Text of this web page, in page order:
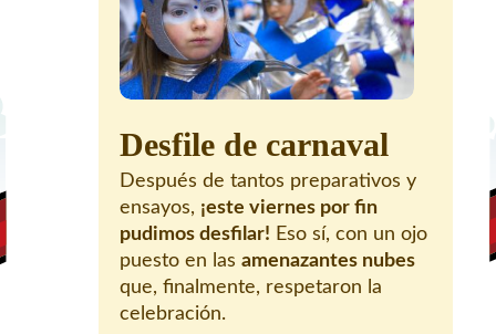
Desfile de carnaval
Después de tantos preparativos y
ensayos, ¡este viernes por fin
pudimos desfilar! Eso sí, con un ojo
puesto en las amenazantes nubes
que, finalmente, respetaron la
celebración.